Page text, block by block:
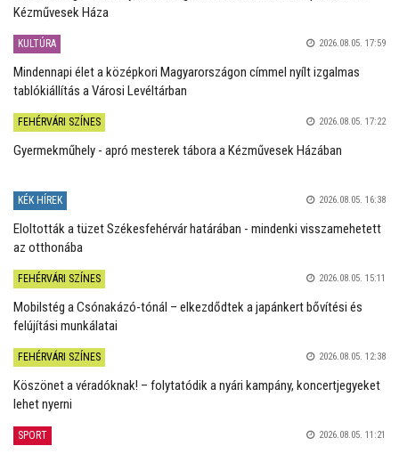
Kézművesek Háza
KULTÚRA 2026.08.05. 17:59
Mindennapi élet a középkori Magyarországon címmel nyílt izgalmas
tablókiállítás a Városi Levéltárban
FEHÉRVÁRI SZÍNES 2026.08.05. 17:22
Gyermekműhely - apró mesterek tábora a Kézművesek Házában
KÉK HÍREK 2026.08.05. 16:38
Eloltották a tüzet Székesfehérvár határában - mindenki visszamehetett
az otthonába
FEHÉRVÁRI SZÍNES 2026.08.05. 15:11
Mobilstég a Csónakázó-tónál – elkezdődtek a japánkert bővítési és
felújítási munkálatai
FEHÉRVÁRI SZÍNES 2026.08.05. 12:38
Köszönet a véradóknak! – folytatódik a nyári kampány, koncertjegyeket
lehet nyerni
SPORT 2026.08.05. 11:21